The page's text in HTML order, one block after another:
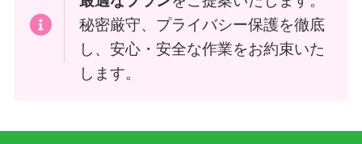
秘密厳守、プライバシー保護を徹底
し、安心・安全な作業をお約束いた
します。